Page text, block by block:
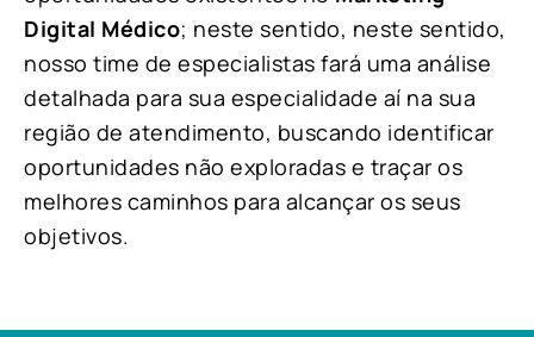
Digital Médico; neste sentido, neste sentido,
nosso time de especialistas fará uma análise
detalhada para sua especialidade aí na sua
região de atendimento, buscando identificar
oportunidades não exploradas e traçar os
melhores caminhos para alcançar os seus
objetivos.